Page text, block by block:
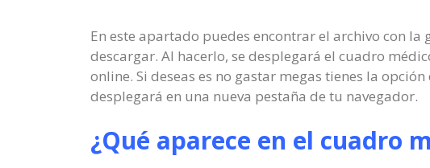
En este apartado puedes encontrar el archivo con
descargar. Al hacerlo, se desplegará el cuadro
online. Si deseas es no gastar megas tienes la
desplegará en una nueva pestaña de tu navegador.
¿Qué aparece en el cuadro